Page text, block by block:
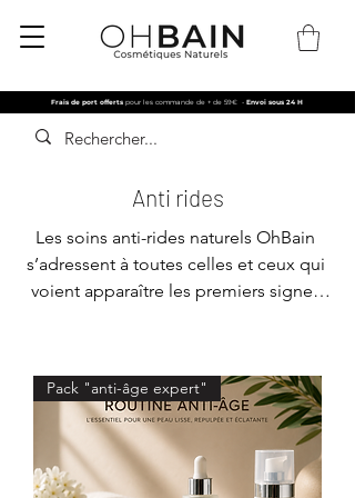
Frais de port offerts pour les commande de + de 59€ - Envoi sous 24 H
Anti rides
Les soins anti-rides naturels OhBain
s’adressent à toutes celles et ceux qui
voient apparaître les premiers signes
conviennent particulièrement aux
peaux matures, sèches ou fatiguées,
mais également aux peaux sensibles
qui recherchent une alternative
respectueuse et efficace. Les rides et
Pack "anti-âge expert"